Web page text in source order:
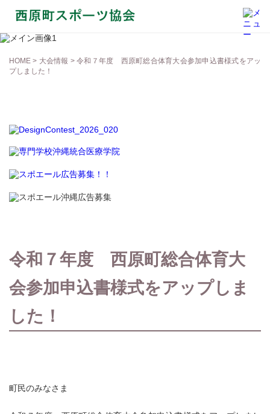
大会情報
HOME > 大会情報 > 令和７年度 西原町総合体育大会参加申込書様式をアッ
プしました！
令和７年度 西原町総合体育大
会参加申込書様式をアップしま
した！
町民のみなさま